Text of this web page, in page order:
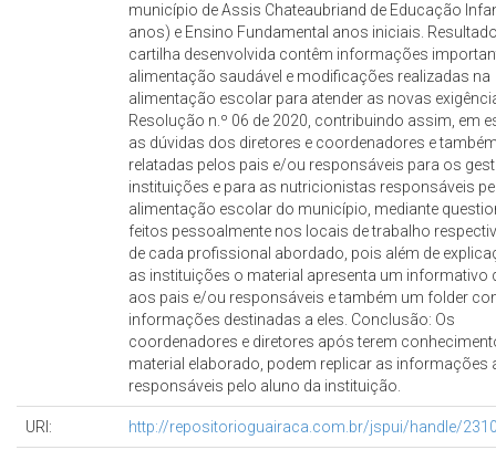
município de Assis Chateaubriand de Educação
anos) e Ensino Fundamental anos iniciais.
cartilha desenvolvida contêm informações
alimentação saudável e modificações realizadas na
alimentação escolar para atender as novas
Resolução n.º 06 de 2020, contribuindo assim, em
as dúvidas dos diretores e coordenadores e
relatadas pelos pais e/ou responsáveis para os
instituições e para as nutricionistas responsáveis
alimentação escolar do município, mediante
feitos pessoalmente nos locais de trabalho
de cada profissional abordado, pois além de
as instituições o material apresenta um informativo
aos pais e/ou responsáveis e também um folder
informações destinadas a eles. Conclusão: Os
coordenadores e diretores após terem
material elaborado, podem replicar as informações
responsáveis pelo aluno da instituição.
URI: http://repositorioguairaca.com.br/jspui/handle/